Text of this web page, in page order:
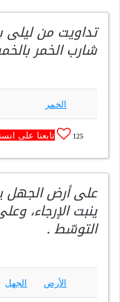
تداويت من ليلى
شارب الخمر
الخمر
125 تابعنا على
على أرض الجهل
ينبت الإرجاء،
التوسّط .
الأرض الجهل